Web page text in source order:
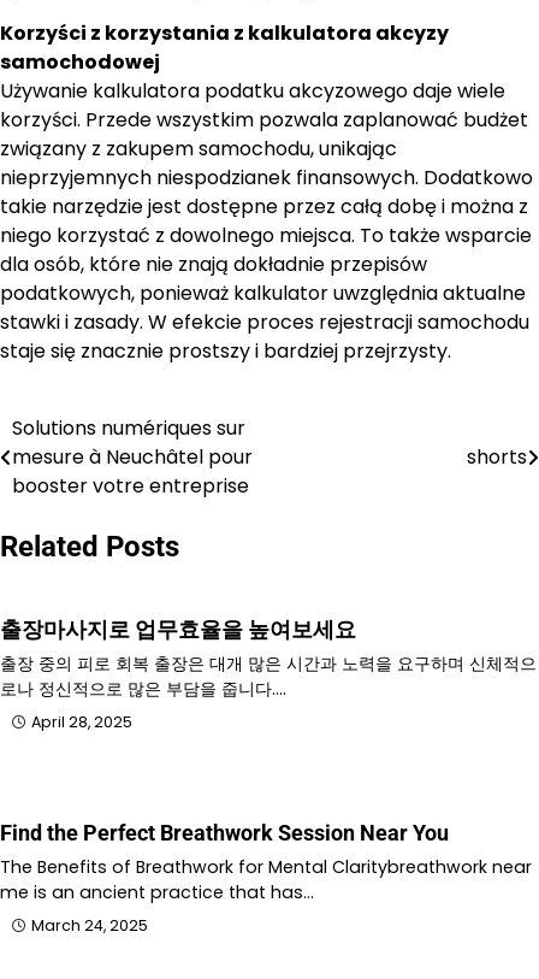
Korzyści z korzystania z kalkulatora akcyzy
samochodowej
Używanie kalkulatora podatku akcyzowego daje wiele
korzyści. Przede wszystkim pozwala zaplanować budżet
związany z zakupem samochodu, unikając
nieprzyjemnych niespodzianek finansowych. Dodatkowo
takie narzędzie jest dostępne przez całą dobę i można z
niego korzystać z dowolnego miejsca. To także wsparcie
dla osób, które nie znają dokładnie przepisów
podatkowych, ponieważ kalkulator uwzględnia aktualne
stawki i zasady. W efekcie proces rejestracji samochodu
staje się znacznie prostszy i bardziej przejrzysty.
Post
navigation
Solutions numériques sur
mesure à Neuchâtel pour
booster votre entreprise
shorts
Related Posts
출장마사지로 업무효율을 높여보세요
출장 중의 피로 회복 출장은 대개 많은 시간과 노력을 요구하며 신체적으
로나 정신적으로 많은 부담을 줍니다.…
April 28, 2025
Find the Perfect Breathwork Session Near You
The Benefits of Breathwork for Mental Claritybreathwork near
me is an ancient practice that has…
March 24, 2025